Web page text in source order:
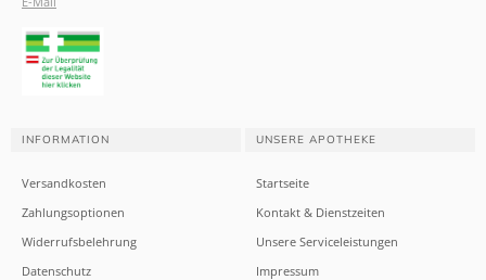
INFORMATION
Versandkosten
Zahlungsoptionen
Widerrufsbelehrung
Datenschutz
UNSERE APOTHEKE
Startseite
Kontakt & Dienstzeiten
Unsere Serviceleistungen
Impressum